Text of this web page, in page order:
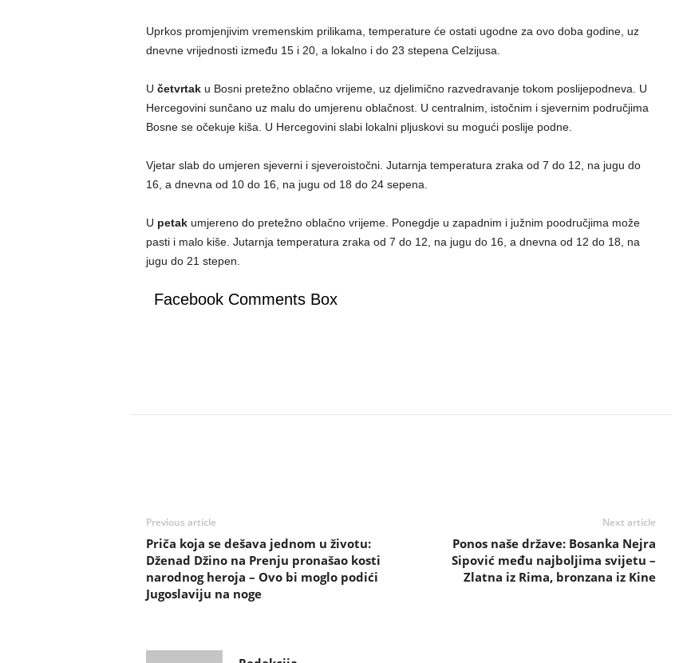
Uprkos promjenjivim vremenskim prilikama, temperature će ostati ugodne za ovo doba godine, uz
dnevne vrijednosti između 15 i 20, a lokalno i do 23 stepena Celzijusa.
U četvrtaku Bosni pretežno oblačno vrijeme, uz djelimično razvedravanje tokom poslijepodneva. U
Hercegovini sunčano uz malu do umjerenu oblačnost. U centralnim, istočnim i sjevernim područjima
Bosne se očekuje kiša. U Hercegovini slabi lokalni pljuskovi su mogući poslije podne.
Vjetar slab do umjeren sjeverni i sjeveroistočni. Jutarnja temperatura zraka od 7 do 12, na jugu do
16, a dnevna od 10 do 16, na jugu od 18 do 24 sepena.
U petakumjereno do pretežno oblačno vrijeme. Ponegdje u zapadnim i južnim poodručjima može
pasti i malo kiše. Jutarnja temperatura zraka od 7 do 12, na jugu do 16, a dnevna od 12 do 18, na
jugu do 21 stepen.
Facebook Comments Box
Previous article
Priča koja se dešava jednom u životu:
Dženad Džino na Prenju pronašao kosti
narodnog heroja – Ovo bi moglo podići
Jugoslaviju na noge
Next article
Ponos naše države: Bosanka Nejra
Sipović među najboljima svijetu –
Zlatna iz Rima, bronzana iz Kine